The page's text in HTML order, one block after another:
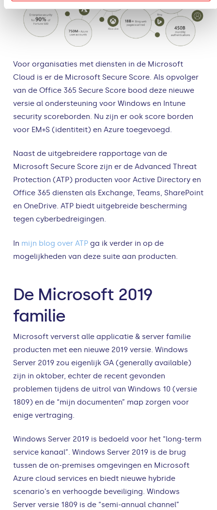
Voor organisaties met diensten in de Microsoft
Cloud is er de Microsoft Secure Score. Als opvolger
van de Office 365 Secure Score bood deze nieuwe
versie al ondersteuning voor Windows en Intune
security scoreborden. Nu zijn er ook score borden
voor EM+S (identiteit) en Azure toegevoegd.
Naast de uitgebreidere rapportage van de
Microsoft Secure Score zijn er de Advanced Threat
Protection (ATP) producten voor Active Directory en
Office 365 diensten als Exchange, Teams, SharePoint
en OneDrive. ATP biedt uitgebreide bescherming
tegen cyberbedreigingen.
In mijn blog over ATPga ik verder in op de
mogelijkheden van deze suite aan producten.
De Microsoft 2019
familie
Microsoft ververst alle applicatie & server familie
producten met een nieuwe 2019 versie. Windows
Server 2019 zou eigenlijk GA (generally available)
zijn in oktober, echter de recent gevonden
problemen tijdens de uitrol van Windows 10 (versie
1809) en de “mijn documenten” map zorgen voor
enige vertraging.
Windows Server 2019 is bedoeld voor het “long-term
service kanaal”. Windows Server 2019 is de brug
tussen de on-premises omgevingen en Microsoft
Azure cloud services en biedt nieuwe hybride
scenario’s en verhoogde beveiliging. Windows
Server versie 1809 is de “semi-annual channel”